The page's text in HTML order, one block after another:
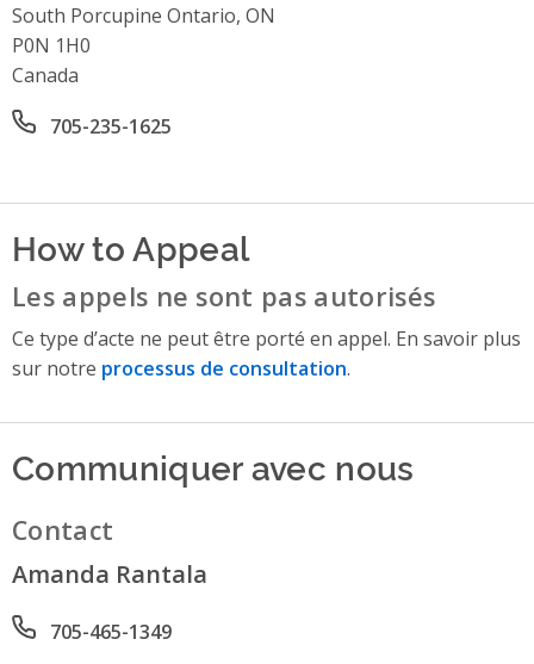
South Porcupine Ontario, ON
P0N 1H0
Canada
Office phone number
705-235-1625
How to Appeal
Les appels ne sont pas autorisés
Ce type d’acte ne peut être porté en appel. En savoir plus
sur notre processus de consultation.
Communiquer avec nous
Contact
Amanda Rantala
Phone number
705-465-1349